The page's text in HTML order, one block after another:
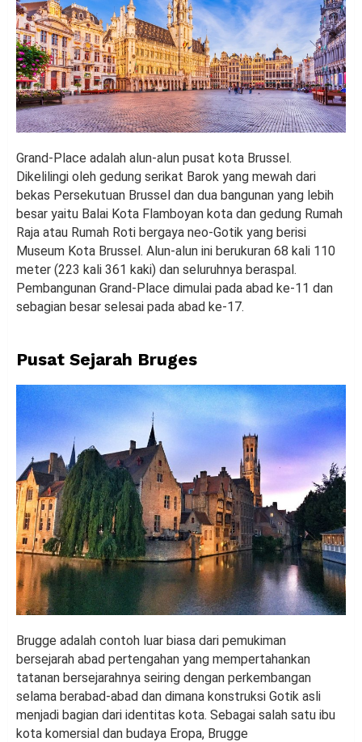
Grand-Place adalah alun-alun pusat kota Brussel.
Dikelilingi oleh gedung serikat Barok yang mewah dari
bekas Persekutuan Brussel dan dua bangunan yang lebih
besar yaitu Balai Kota Flamboyan kota dan gedung Rumah
Raja atau Rumah Roti bergaya neo-Gotik yang berisi
Museum Kota Brussel. Alun-alun ini berukuran 68 kali 110
meter (223 kali 361 kaki) dan seluruhnya beraspal.
Pembangunan Grand-Place dimulai pada abad ke-11 dan
sebagian besar selesai pada abad ke-17.
Pusat Sejarah Bruges
Brugge adalah contoh luar biasa dari pemukiman
bersejarah abad pertengahan yang mempertahankan
tatanan bersejarahnya seiring dengan perkembangan
selama berabad-abad dan dimana konstruksi Gotik asli
menjadi bagian dari identitas kota. Sebagai salah satu ibu
kota komersial dan budaya Eropa, Brugge